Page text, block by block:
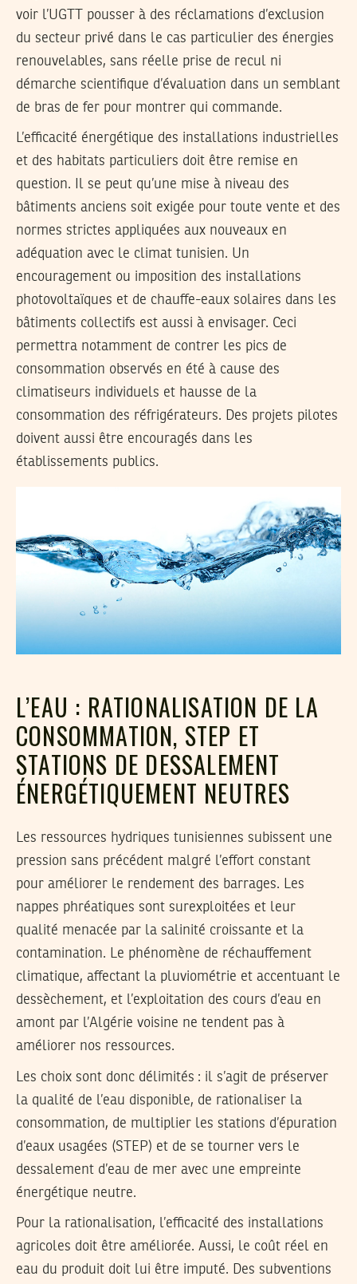
voir l’UGTT pousser à des réclamations d’exclusion
du secteur privé dans le cas particulier des énergies
renouvelables, sans réelle prise de recul ni
démarche scientifique d’évaluation dans un semblant
de bras de fer pour montrer qui commande.
L’efficacité énergétique des installations industrielles
et des habitats particuliers doit être remise en
question. Il se peut qu’une mise à niveau des
bâtiments anciens soit exigée pour toute vente et des
normes strictes appliquées aux nouveaux en
adéquation avec le climat tunisien. Un
encouragement ou imposition des installations
photovoltaïques et de chauffe-eaux solaires dans les
bâtiments collectifs est aussi à envisager. Ceci
permettra notamment de contrer les pics de
consommation observés en été à cause des
climatiseurs individuels et hausse de la
consommation des réfrigérateurs. Des projets pilotes
doivent aussi être encouragés dans les
établissements publics.
L’EAU : RATIONALISATION DE LA
CONSOMMATION, STEP ET
STATIONS DE DESSALEMENT
ÉNERGÉTIQUEMENT NEUTRES
Les ressources hydriques tunisiennes subissent une
pression sans précédent malgré l’effort constant
pour améliorer le rendement des barrages. Les
nappes phréatiques sont surexploitées et leur
qualité menacée par la salinité croissante et la
contamination. Le phénomène de réchauffement
climatique, affectant la pluviométrie et accentuant le
dessèchement, et l’exploitation des cours d’eau en
amont par l’Algérie voisine ne tendent pas à
améliorer nos ressources.
Les choix sont donc délimités : il s’agit de préserver
la qualité de l’eau disponible, de rationaliser la
consommation, de multiplier les stations d’épuration
d’eaux usagées (STEP) et de se tourner vers le
dessalement d’eau de mer avec une empreinte
énergétique neutre.
Pour la rationalisation, l’efficacité des installations
agricoles doit être améliorée. Aussi, le coût réel en
eau du produit doit lui être imputé. Des subventions